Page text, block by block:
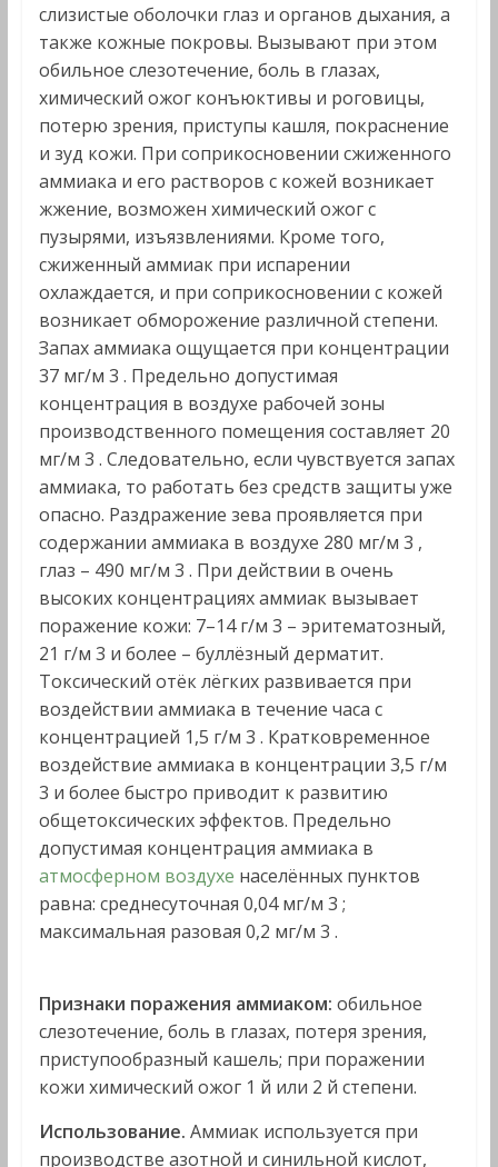
слизистые оболочки глаз и органов дыхания, а
также кожные покровы. Вызывают при этом
обильное слезотечение, боль в глазах,
химический ожог конъюктивы и роговицы,
потерю зрения, приступы кашля, покраснение
и зуд кожи. При соприкосновении сжиженного
аммиака и его растворов с кожей возникает
жжение, возможен химический ожог с
пузырями, изъязвлениями. Кроме того,
сжиженный аммиак при испарении
охлаждается, и при соприкосновении с кожей
возникает обморожение различной степени.
Запах аммиака ощущается при концентрации
37 мг/м 3 . Предельно допустимая
концентрация в воздухе рабочей зоны
производственного помещения составляет 20
мг/м 3 . Следовательно, если чувствуется запах
аммиака, то работать без средств защиты уже
опасно. Раздражение зева проявляется при
содержании аммиака в воздухе 280 мг/м 3 ,
глаз – 490 мг/м 3 . При действии в очень
высоких концентрациях аммиак вызывает
поражение кожи: 7–14 г/м 3 – эритематозный,
21 г/м 3 и более – буллёзный дерматит.
Токсический отёк лёгких развивается при
воздействии аммиака в течение часа с
концентрацией 1,5 г/м 3 . Кратковременное
воздействие аммиака в концентрации 3,5 г/м
3 и более быстро приводит к развитию
общетоксических эффектов. Предельно
допустимая концентрация аммиака в
атмосферном воздухе населённых пунктов
равна: среднесуточная 0,04 мг/м 3 ;
максимальная разовая 0,2 мг/м 3 .
Признаки поражения аммиаком: обильное
слезотечение, боль в глазах, потеря зрения,
приступообразный кашель; при поражении
кожи химический ожог 1 й или 2 й степени.
Использование. Аммиак используется при
производстве азотной и синильной кислот,